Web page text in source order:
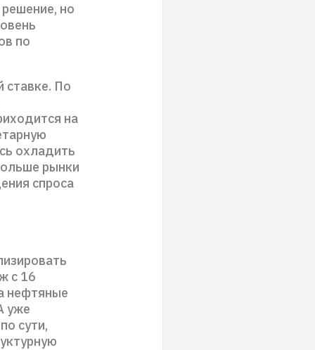
но
по
ставке. По
на
охладить
рынки
спроса
с 16
нефтяные
уже
сути,